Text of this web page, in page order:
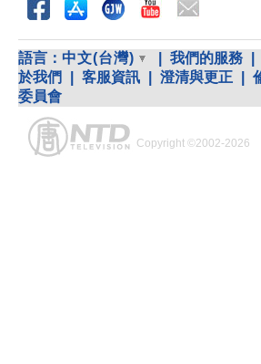
語言： 中文(台灣) 我們的服務
於我們
客服資訊 澄清與更正
委員會
Copyright ©2002-2026